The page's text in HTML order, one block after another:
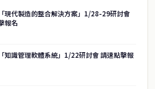
現代製造的整合解決方案」1/28-29研討會
報名
知識管理軟體系統」1/22研討會 請速點擊報
是一家總部設於曼谷的中文新聞媒體，致力於
中文新聞內容。